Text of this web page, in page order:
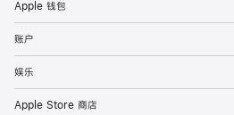
Apple 钱包
账户
娱乐
Apple Store 商店